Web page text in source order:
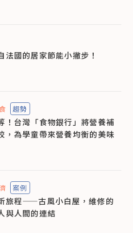
法國的居家節能小撇步！
趨勢
！台灣「食物銀行」將營養補
，為學童帶來營養均衡的美味
案例
旅程——古風小白屋，維修的
與人間的連結